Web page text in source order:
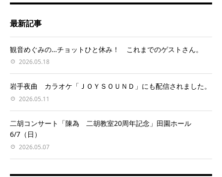
最新記事
観音めぐみの…チョットひと休み！ これまでのゲストさん。
2026.05.18
岩手夜曲 カラオケ「ＪＯＹＳＯＵＮＤ」にも配信されました。
2026.05.11
二胡コンサート「陳為 二胡教室20周年記念」田園ホール
6/7（日）
2026.05.07